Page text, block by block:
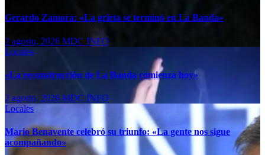
Gerardo Zamora: «La grieta se terminó en La Banda»
2 agosto, 2026 MDC INFO
Locales
«La reconstrucción de La Banda comienza hoy»
2 agosto, 2026 MDC INFO
Locales
Mario Benavente celebró su triunfo: «La gente nos sigue
acompañando»